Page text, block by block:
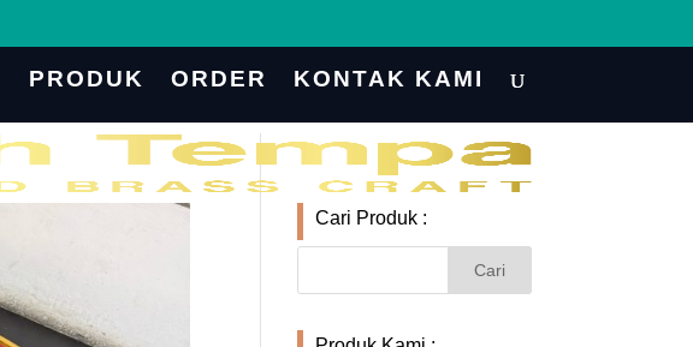
PRODUK ORDER KONTAK KAMI
Cari Produk :